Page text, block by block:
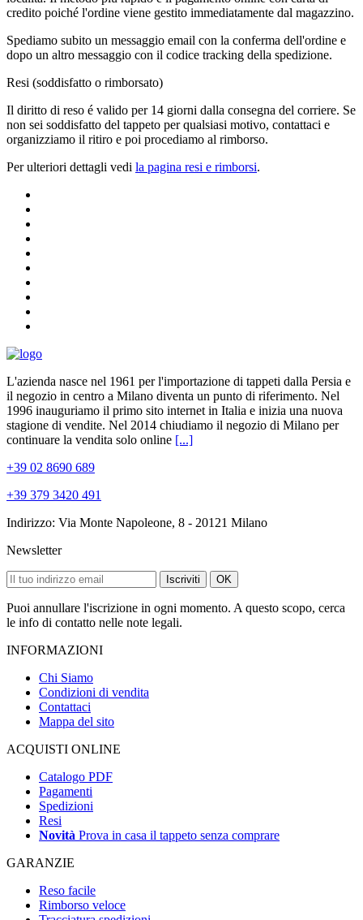
credito poiché l'ordine viene gestito immediatamente dal magazzino.
Spediamo subito un messaggio email con la conferma dell'ordine e
dopo un altro messaggio con il codice tracking della spedizione.
Resi (soddisfatto o rimborsato)
Il diritto di reso é valido per 14 giorni dalla consegna del corriere. Se
non sei soddisfatto del tappeto per qualsiasi motivo, contattaci e
organizziamo il ritiro e poi procediamo al rimborso.
Per ulteriori dettagli vedi la pagina resi e rimborsi.
L'azienda nasce nel 1961 per l'importazione di tappeti dalla Persia e
il negozio in centro a Milano diventa un punto di riferimento. Nel
1996 inauguriamo il primo sito internet in Italia e inizia una nuova
stagione di vendite. Nel 2014 chiudiamo il negozio di Milano per
continuare la vendita solo online [...]
+39 02 8690 689
+39 379 3420 491
Indirizzo: Via Monte Napoleone, 8 - 20121 Milano
Newsletter
Iscriviti OK
Puoi annullare l'iscrizione in ogni momento. A questo scopo, cerca
le info di contatto nelle note legali.
INFORMAZIONI
Chi Siamo
Condizioni di vendita
Contattaci
Mappa del sito
ACQUISTI ONLINE
Catalogo PDF
Pagamenti
Spedizioni
Resi
Novità Prova in casa il tappeto senza comprare
GARANZIE
Reso facile
Rimborso veloce